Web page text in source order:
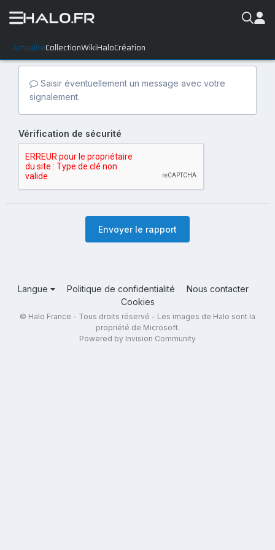
ActualitéCollectionWikiHaloCréation
Saisir éventuellement un message avec votre
signalement.
Vérification de sécurité
Envoyer le rapport
Langue Politique de confidentialité
Nous contacter
Cookies
© Halo France - Tous droits réservé - Les images de Halo sont la
propriété de Microsoft.
Powered by Invision Community